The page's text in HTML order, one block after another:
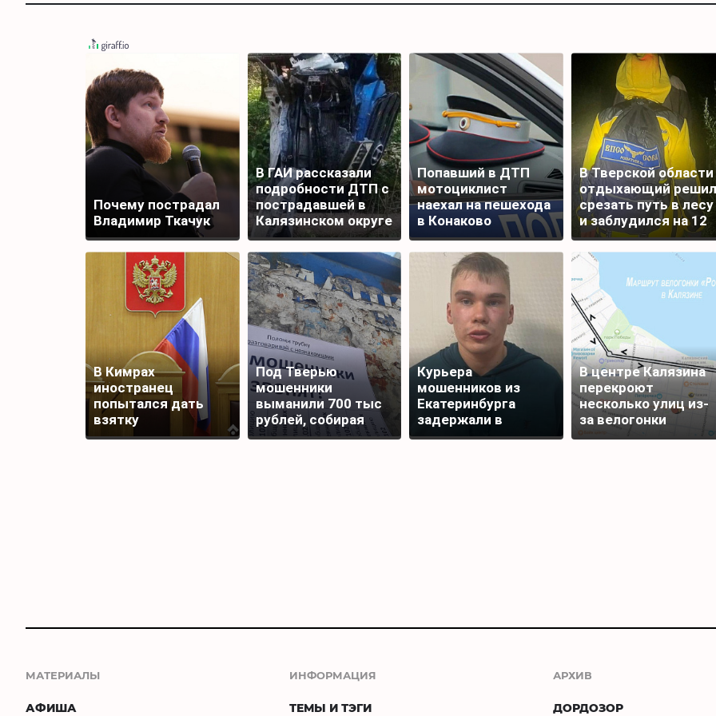
Почему пострадал
Владимир Ткачук
В ГАИ рассказали
подробности ДТП с
пострадавшей в
Калязинском округе
Попавший в ДТП
мотоциклист
наехал на пешехода
в Конаково
В Тверской области
отдыхающий решил
срезать путь в лесу
и заблудился на 12
часов
В Кимрах
иностранец
попытался дать
взятку
полицейскому
Под Тверью
мошенники
выманили 700 тыс
рублей, собирая
подписи для
Курьера
мошенников из
Екатеринбурга
задержали в
Редкино Тверской
В центре Калязина
перекроют
несколько улиц из-
за велогонки
МАТЕРИАЛЫ
АФИША
ИНФОРМАЦИЯ
ТЕМЫ И ТЭГИ
АРХИВ
ДОРДОЗОР